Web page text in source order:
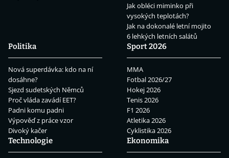
Jak obléci miminko při
vysokých teplotách?
Jak na dokonalé letní mojito
6 lehkých letních salátů
Politika
Nová superdávka: kdo na ní
dosáhne?
Sjezd sudetských Němců
Proč vláda zavádí EET?
Padni komu padni
Výpověď z práce vzor
Divoký kačer
Sport 2026
MMA
Fotbal 2026/27
Hokej 2026
Tenis 2026
F1 2026
Atletika 2026
Cyklistika 2026
Technologie
Ekonomika